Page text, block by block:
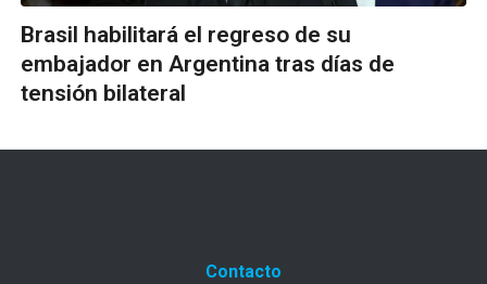
Brasil habilitará el regreso de su
embajador en Argentina tras días de
tensión bilateral
Contacto